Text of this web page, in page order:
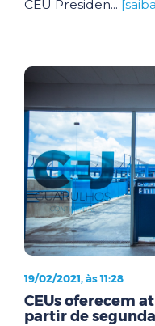
CEU Presiden...
19/02/2021, às 11:28
CEUs oferecem
partir de